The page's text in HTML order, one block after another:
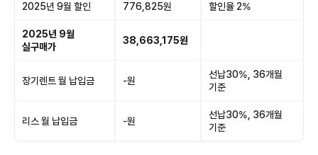
2025년 9월 할인 776,825원 할인율 2%
2025년 9월
실구매가
38,663,175원
장기렌트 월 납입금 -원
선납30%, 36개월
기준
리스 월 납입금 -원
선납30%, 36개월
기준